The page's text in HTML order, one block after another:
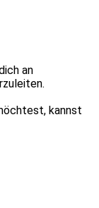
an
kannst